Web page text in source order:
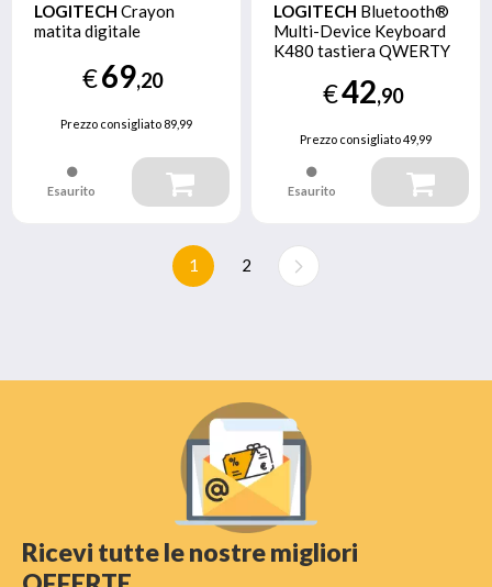
LOGITECH Crayon
matita digitale
€69,20
Prezzo consigliato89,99
Esaurito
LOGITECH Bluetooth®
Multi-Device Keyboard
K480 tastiera QWERTY
€42,90
Prezzo consigliato49,99
Esaurito
1 2
Ricevi tutte le nostre migliori